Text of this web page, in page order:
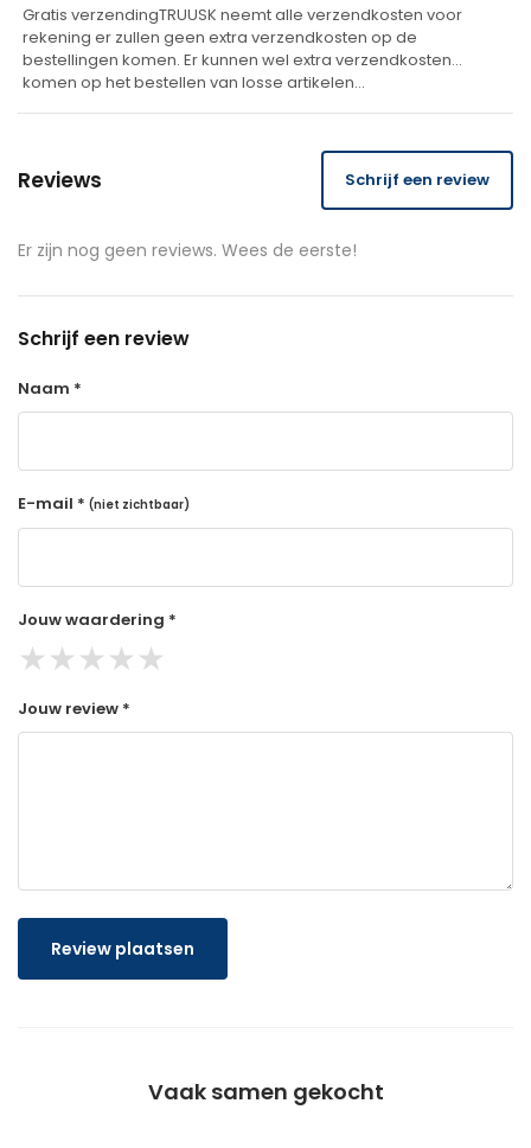
Gratis verzendingTRUUSK neemt alle verzendkosten voor
rekening er zullen geen extra verzendkosten op de
bestellingen komen. Er kunnen wel extra verzendkosten
komen op het bestellen van losse artikelen…
Reviews Schrijf een review
Er zijn nog geen reviews. Wees de eerste!
Schrijf een review
Naam *
E-mail * (niet zichtbaar)
Jouw waardering *
★★★★★
Jouw review *
Review plaatsen
Vaak samen gekocht